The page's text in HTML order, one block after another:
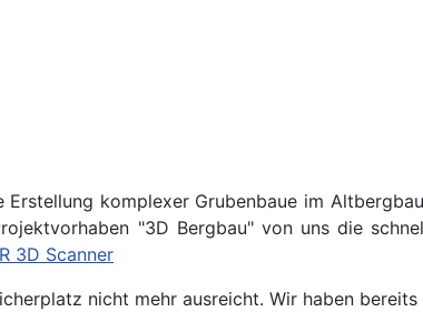
komplexer Grubenbaue im
"3D Bergbau" von uns die
3D Scanner
nicht mehr ausreicht. Wir haben